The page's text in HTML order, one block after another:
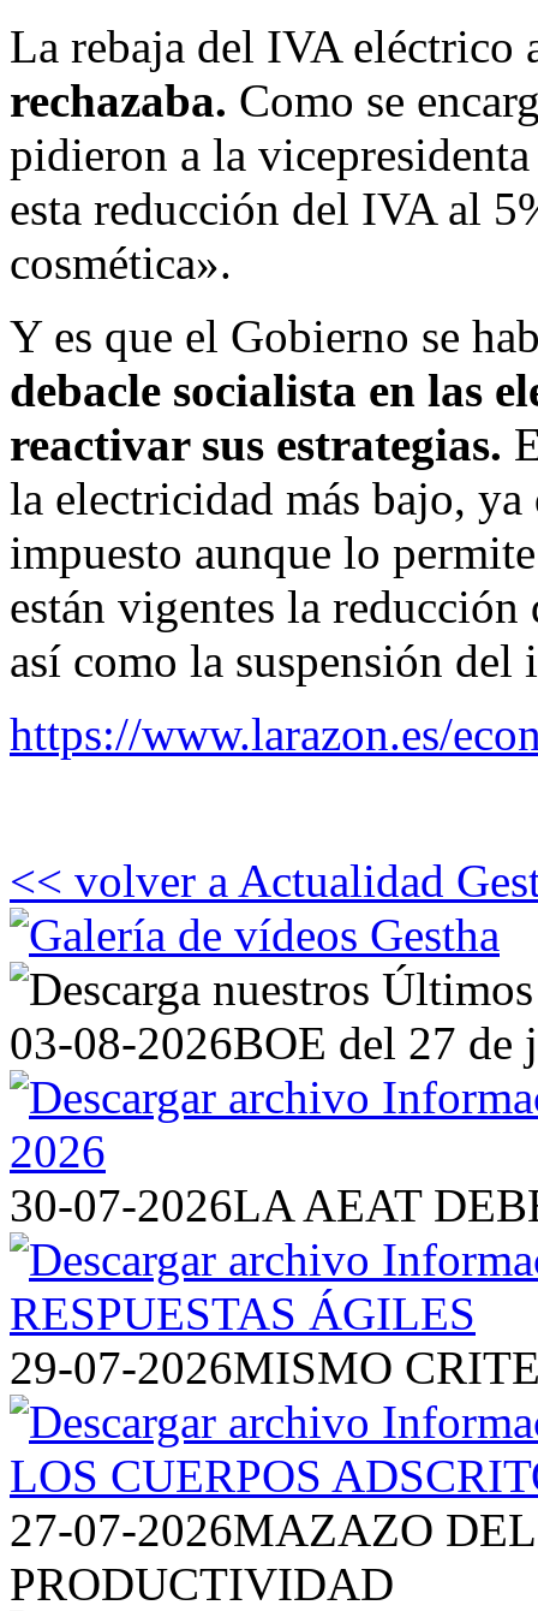
La rebaja del IVA eléctrico
rechazaba. Como se
pidieron a la
esta reducción del IVA al
cosmética».
Y es que el Gobierno se
debacle socialista en las
reactivar sus estrategias.
la electricidad más bajo, ya
impuesto aunque lo
están vigentes la
así como la suspensión del
https://www.larazon.es/
<< volver a Actualidad
03-08-2026BOE del 27 de
30-07-2026LA AEAT
29-07-2026MISMO
27-07-2026MAZAZO DEL
PRODUCTIVIDAD